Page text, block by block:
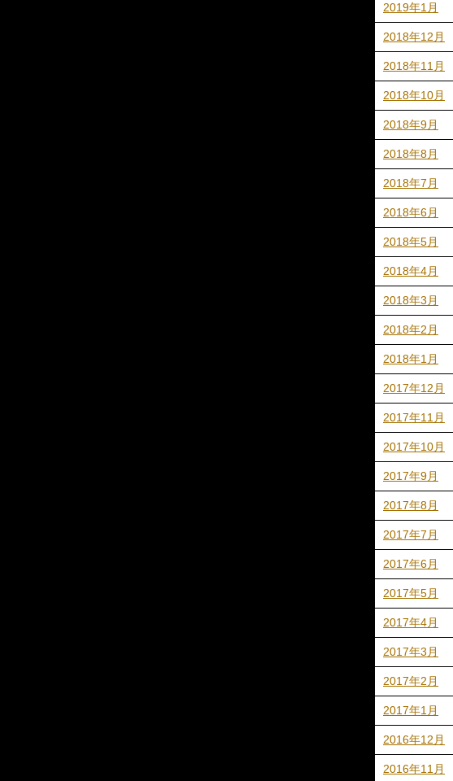
2019年1月
2018年12月
2018年11月
2018年10月
2018年9月
2018年8月
2018年7月
2018年6月
2018年5月
2018年4月
2018年3月
2018年2月
2018年1月
2017年12月
2017年11月
2017年10月
2017年9月
2017年8月
2017年7月
2017年6月
2017年5月
2017年4月
2017年3月
2017年2月
2017年1月
2016年12月
2016年11月